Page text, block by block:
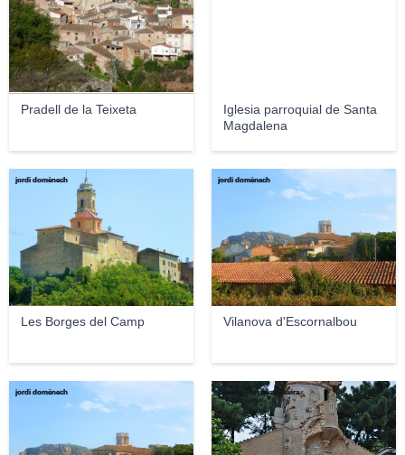
Pradell de la Teixeta
Iglesia parroquial de Santa
Magdalena
Les Borges del Camp
jordi domènech
Vilanova d'Escornalbou
jordi domènech
jordi domènech Alberto Gonzalez Rovira